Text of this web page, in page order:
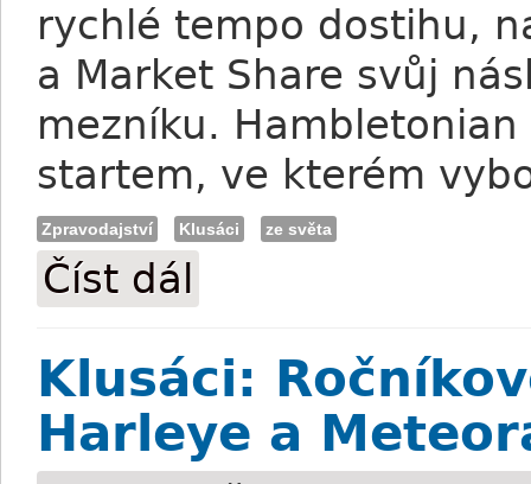
rychlé tempo dostihu,
a Market Share svůj
mezníku.
startem, ve kterém
Zpravodajství Klusáci ze světa
Číst dál
Klusáci:
Harleye a